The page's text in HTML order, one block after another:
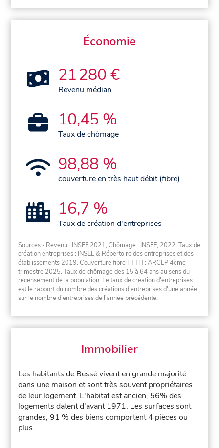
Économie
21 280 €
Revenu médian
10,45 %
Taux de chômage
98,88 %
couverture en très haut débit (fibre)
16,7 %
Taux de création d'entreprises
Sources - Revenu : INSEE 2021, Chômage : INSEE, 2022. Taux de
création entreprises : INSEE & Répertoire des entreprises et des
établissements 2019. Couverture fibre FTTH : ARCEP 4ème
trimestre 2025. Taux de chômage des 15 à 64 ans au sens du
recensement de la population. Le taux de création d'entreprises
est le rapport du nombre des créations d'entreprises d'une année
sur le nombre d'entreprises de l'année précédente.
Immobilier
Les habitants de Bessé vivent en grande majorité
dans une maison et sont très souvent propriétaires
de leur logement. L'habitat est ancien, 56% des
logements datent d'avant 1971. Les surfaces sont
grandes, 91 % des biens comportent 4 pièces ou
plus.